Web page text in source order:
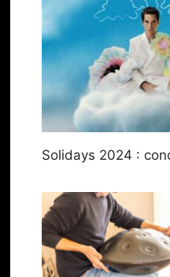
Solidays 2024 :